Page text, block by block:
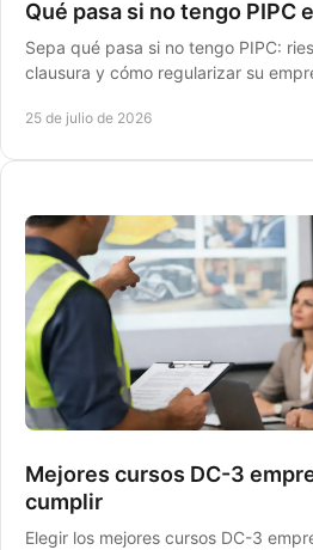
Qué pasa si no tengo PIPC
Sepa qué pasa si no tengo PIPC:
clausura y cómo regularizar su
25 de julio de 2026
Mejores cursos DC-3
cumplir
Elegir los mejores cursos DC-3